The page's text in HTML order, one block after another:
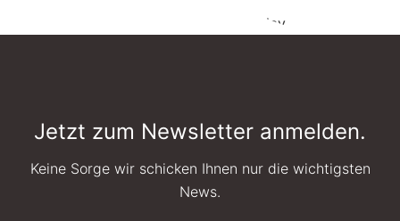
No recently viewed products to display
Jetzt zum Newsletter anmelden.
Keine Sorge wir schicken Ihnen nur die wichtigsten
News.